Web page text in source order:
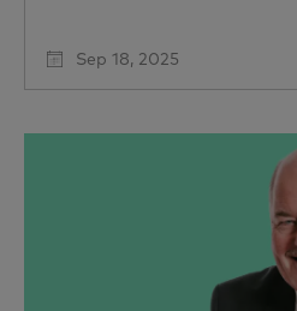
Sep 18, 2025